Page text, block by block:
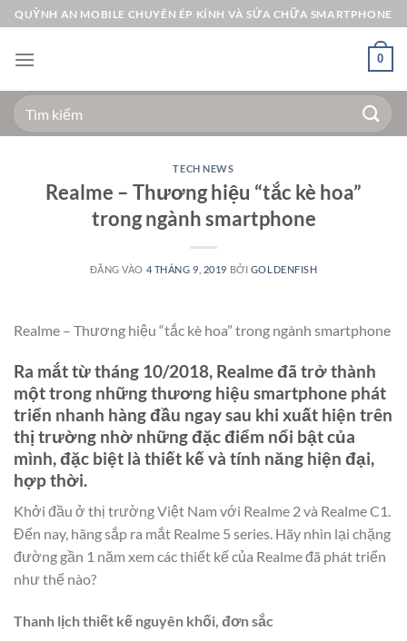
Bỏ
qua
nội
QUỲNH AN MOBILE CHUYÊN ÉP KÍNH VÀ SỬA CHỮA SMARTPHONE
0
Tìm
kiếm:
TECH NEWS
Realme – Thương hiệu “tắc kè hoa”
trong ngành smartphone
ĐĂNG VÀO 4 THÁNG 9, 2019 BỞI GOLDENFISH
Realme – Thương hiệu “tắc kè hoa” trong ngành smartphone
Ra mắt từ tháng 10/2018, Realme đã trở thành
một trong những thương hiệu smartphone phát
triển nhanh hàng đầu ngay sau khi xuất hiện trên
thị trường nhờ những đặc điểm nổi bật của
mình, đặc biệt là thiết kế và tính năng hiện đại,
hợp thời.
Khởi đầu ở thị trường Việt Nam với Realme 2 và Realme C1.
Đến nay, hãng sắp ra mắt Realme 5 series. Hãy nhìn lại chặng
đường gần 1 năm xem các thiết kế của Realme đã phát triển
như thế nào?
Thanh lịch thiết kế nguyên khối, đơn sắc